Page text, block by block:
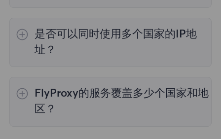
的代理选择； 静态住宅代理提供36个国家的代
理，购买时您可以选择所需的国家。
是否可以同时使用多个国家的IP地
址？
有用。您可以在管理面板中自由选择和切换不同
国家的IP地址。
FlyProxy的服务覆盖多少个国家和地
区？